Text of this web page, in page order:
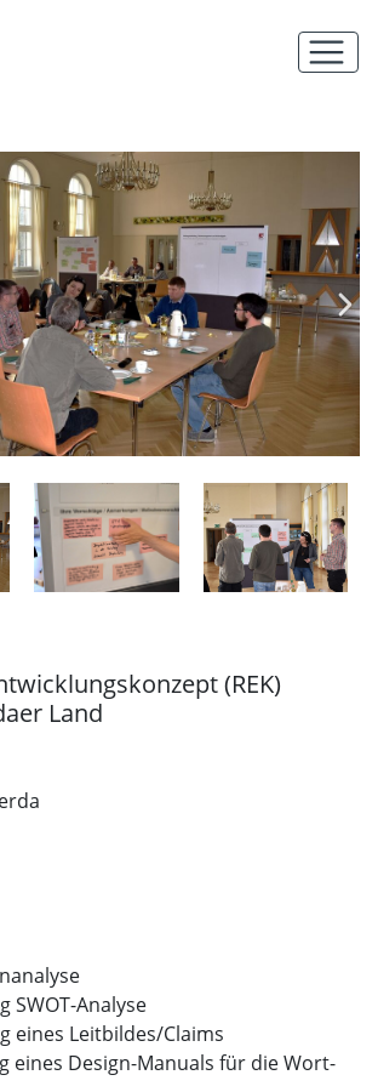
(REK)
Land
SWOT-Analyse
eines Leitbildes/Claims
eines Design-Manuals für die Wort-